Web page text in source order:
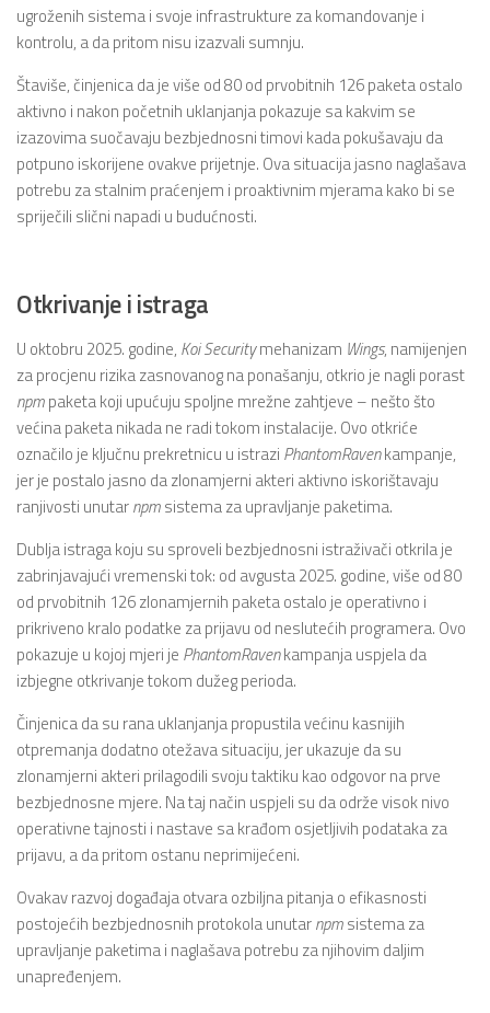
ugroženih sistema i svoje infrastrukture za komandovanje i
kontrolu, a da pritom nisu izazvali sumnju.
Štaviše, činjenica da je više od 80 od prvobitnih 126 paketa ostalo
aktivno i nakon početnih uklanjanja pokazuje sa kakvim se
izazovima suočavaju bezbjednosni timovi kada pokušavaju da
potpuno iskorijene ovakve prijetnje. Ova situacija jasno naglašava
potrebu za stalnim praćenjem i proaktivnim mjerama kako bi se
spriječili slični napadi u budućnosti.
Otkrivanje i istraga
U oktobru 2025. godine, Koi Securitymehanizam Wings, namijenjen
za procjenu rizika zasnovanog na ponašanju, otkrio je nagli porast
npmpaketa koji upućuju spoljne mrežne zahtjeve – nešto što
većina paketa nikada ne radi tokom instalacije. Ovo otkriće
označilo je ključnu prekretnicu u istrazi PhantomRavenkampanje,
jer je postalo jasno da zlonamjerni akteri aktivno iskorištavaju
ranjivosti unutarnpmsistema za upravljanje paketima.
Dublja istraga koju su sproveli bezbjednosni istraživači otkrila je
zabrinjavajući vremenski tok: od avgusta 2025. godine, više od 80
od prvobitnih 126 zlonamjernih paketa ostalo je operativno i
prikriveno kralo podatke za prijavu od neslutećih programera. Ovo
pokazuje u kojoj mjeri je PhantomRavenkampanja uspjela da
izbjegne otkrivanje tokom dužeg perioda.
Činjenica da su rana uklanjanja propustila većinu kasnijih
otpremanja dodatno otežava situaciju, jer ukazuje da su
zlonamjerni akteri prilagodili svoju taktiku kao odgovor na prve
bezbjednosne mjere. Na taj način uspjeli su da održe visok nivo
operativne tajnosti i nastave sa krađom osjetljivih podataka za
prijavu, a da pritom ostanu neprimijećeni.
Ovakav razvoj događaja otvara ozbiljna pitanja o efikasnosti
postojećih bezbjednosnih protokola unutarnpmsistema za
upravljanje paketima i naglašava potrebu za njihovim daljim
unapređenjem.